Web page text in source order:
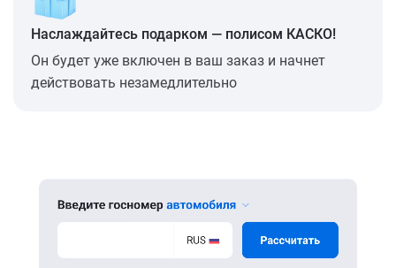
Наслаждайтесь подарком — полисом КАСКО!
Он будет уже включен в ваш заказ и начнет
действовать незамедлительно